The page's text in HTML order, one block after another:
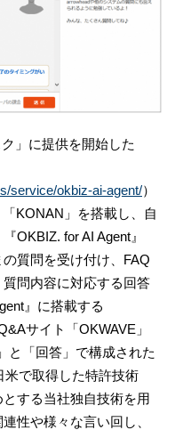
」に提供を開始した
service/okbiz-ai-agent/）
KONAN」を搭載し、自
OKBIZ. for AI Agent』
質問を受け付け、FAQ
問内容に対応する回答
』に搭載する
サイト「OKWAVE」
と「回答」で構成された
で取得した特許技術
とする当社独自技術を用
性や様々な言い回し、